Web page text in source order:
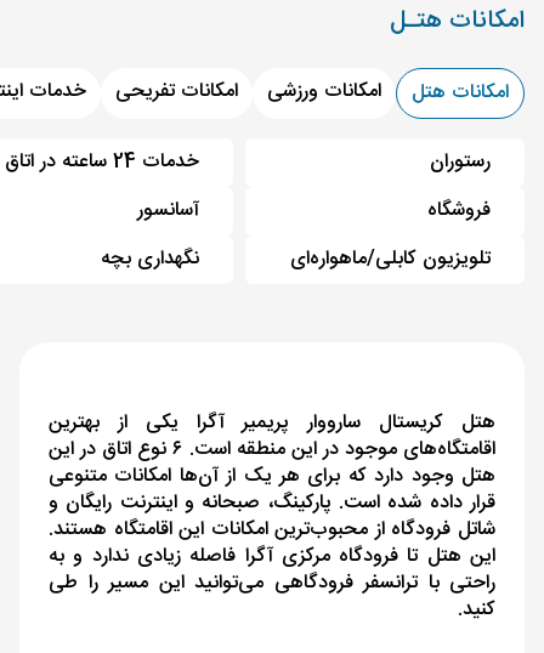
امکانات هتـل
امکانات هتل امکانات ورزشی امکانات تفریحی خدمات
رستوران
فروشگاه
تلویزیون کابلی/ماهواره‌ای
خدمات 24 ساعته در اتاق
آسانسور
نگهداری بچه
هتل کریستال سارووار پریمیر آگرا یکی از بهترین
اقامتگاه‌های موجود در این منطقه است. ۶ نوع اتاق در این
هتل وجود دارد که برای هر یک از آن‌ها امکانات متنوعی
قرار داده شده است. پارکینگ، صبحانه و اینترنت رایگان و
شاتل فرودگاه از محبوب‌ترین امکانات این اقامتگاه هستند.
این هتل تا فرودگاه مرکزی آگرا فاصله زیادی ندارد و به
راحتی با ترانسفر فرودگاهی می‌توانید این مسیر را طی
کنید.